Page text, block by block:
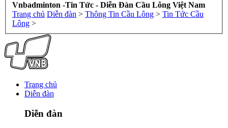
Vnbadminton -Tin Tức - Diễn Đàn Cầu Lông Việt Nam
Trang chủ Diễn đàn > Thông Tin Cầu Lông > Tin Tức Cầu
Lông >
Trang chủ
Diễn đàn
Diễn đàn